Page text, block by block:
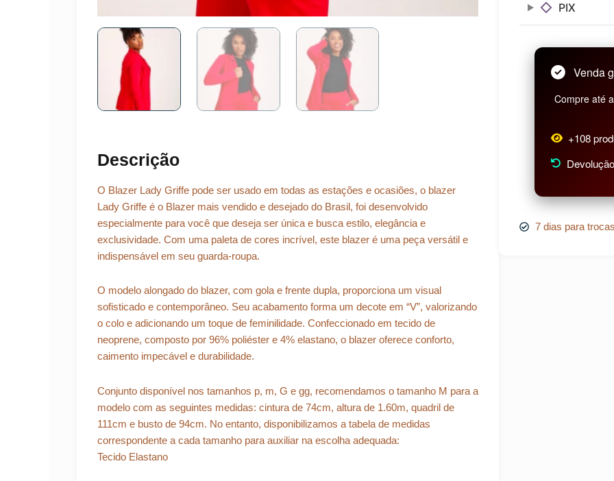
Descrição
O Blazer Lady Griffe pode ser usado em todas as estações e ocasiões, o blazer
Lady Griffe é o Blazer mais vendido e desejado do Brasil, foi desenvolvido
especialmente para você que deseja ser única e busca estilo, elegância e
exclusividade. Com uma paleta de cores incrível, este blazer é uma peça versátil e
indispensável em seu guarda-roupa.
O modelo alongado do blazer, com gola e frente dupla, proporciona um visual
sofisticado e contemporâneo. Seu acabamento forma um decote em “V”, valorizando
o colo e adicionando um toque de feminilidade. Confeccionado em tecido de
neoprene, composto por 96% poliéster e 4% elastano, o blazer oferece conforto,
caimento impecável e durabilidade.
Conjunto disponível nos tamanhos p, m, G e gg, recomendamos o tamanho M para a
modelo com as seguintes medidas: cintura de 74cm, altura de 1.60m, quadril de
111cm e busto de 94cm. No entanto, disponibilizamos a tabela de medidas
correspondente a cada tamanho para auxiliar na escolha adequada:
Tecido Elastano
PIX
Venda
Compre até
+108
7 dias para